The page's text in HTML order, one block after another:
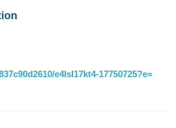
e4lsl17kt4-17750725?e=